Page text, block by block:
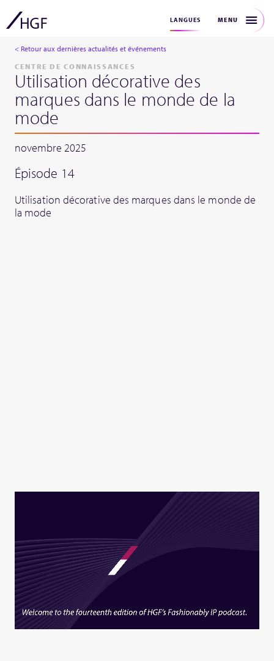
LANGUES MENU
< Retour aux dernières actualités et événements
CENTRE DE CONNAISSANCES
Utilisation décorative des
marques dans le monde de la
mode
novembre 2025
Épisode 14
Utilisation décorative des marques dans le monde de
la mode